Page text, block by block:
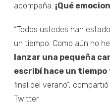
acompaña. ¡Qué
“Todos ustedes han
un tiempo. Como aún no
lanzar una pequeña
escribí hace un tiempo
final del verano”,
Twitter.